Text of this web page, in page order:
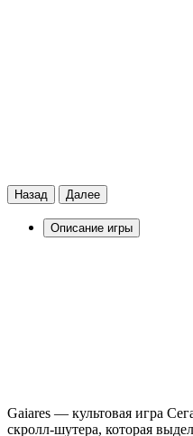
Назад Далее
Описание игры
Gaiares — культовая игра
скролл-шутера, которая